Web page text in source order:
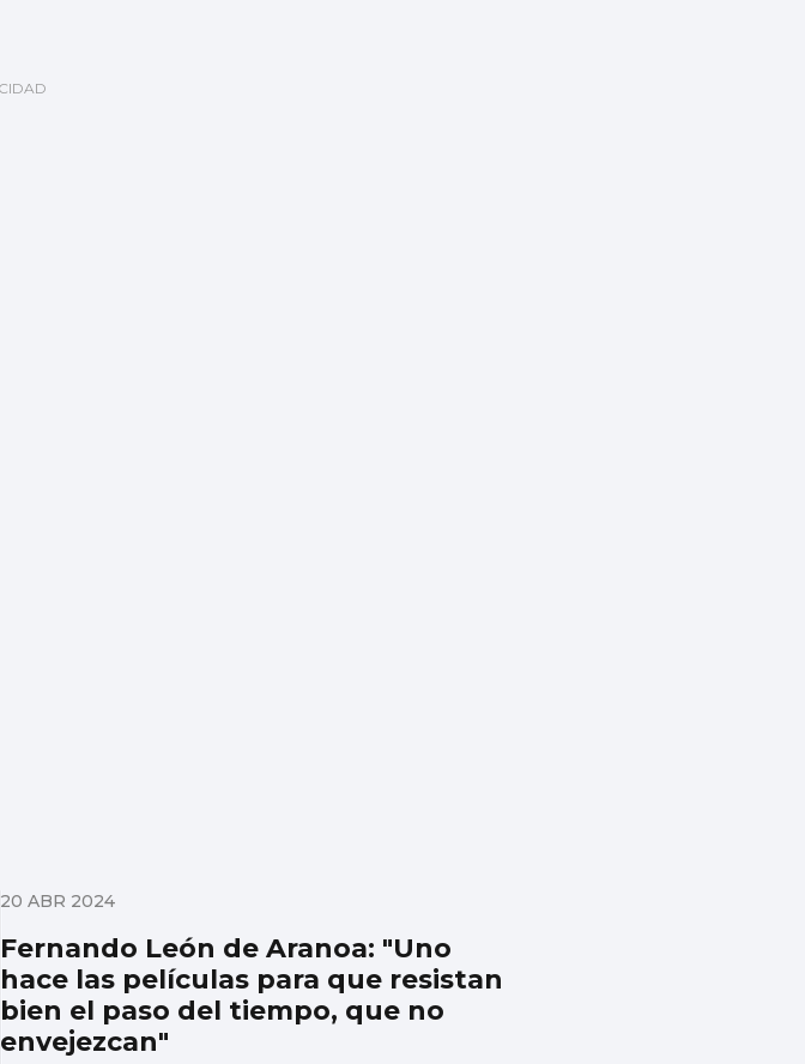
20 ABR 2024
Fernando León de Aranoa: "Uno
hace las películas para que resistan
bien el paso del tiempo, que no
envejezcan"